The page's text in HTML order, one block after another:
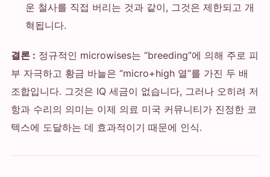
운 철사를 직접 버리는 것과 같이, 그것은 제한되고 개
혁됩니다.
결론 : 정규적인 microwises는 “breeding”에 의해 주로 피
부 자극하고 황금 바늘은 “micro+high 열”를 가진 두 배
조합입니다. 그것은 IQ 세금이 없습니다, 그러나 오히려 저
항과 수리의 의미는 이제 의료 미국 커뮤니티가 진정한 코
텍스에 도달하는 데 효과적이기 때문에 인식.